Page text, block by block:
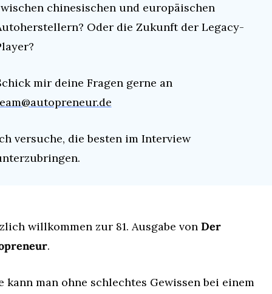
chinesischen und europäischen
Oder die Zukunft der Legacy-
Schick mir deine Fragen gerne an
versuche, die besten im Interview
willkommen zur 81. Ausgabe von Der
.
kann man ohne schlechtes Gewissen bei einem